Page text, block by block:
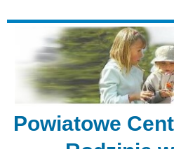
Powiatowe